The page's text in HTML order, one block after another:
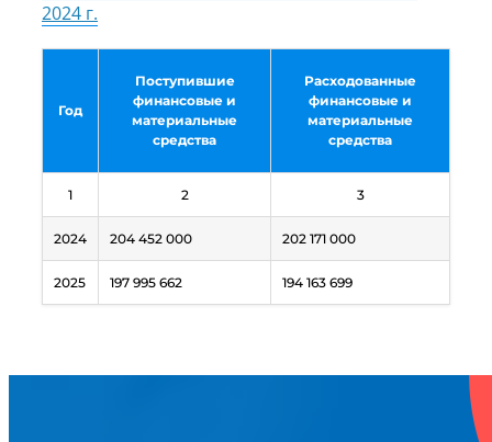
2024 г.
Год
Поступившие
финансовые и
материальные
средства
Расходованные
финансовые и
материальные
средства
1 2 3
2024 204 452 000 202 171 000
2025 197 995 662 194 163 699